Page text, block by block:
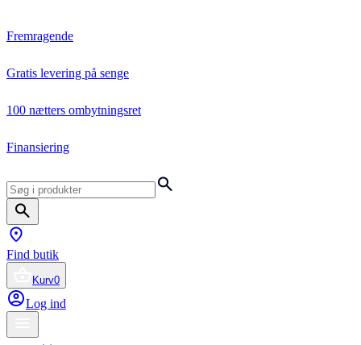
Fremragende
Gratis levering på senge
100 nætters ombytningsret
Finansiering
Find butik
Kurv0
Log ind